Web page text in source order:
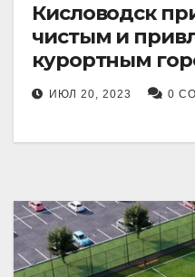
Кисловодск
чистым и
курортным
ИЮЛ 20, 2023 0